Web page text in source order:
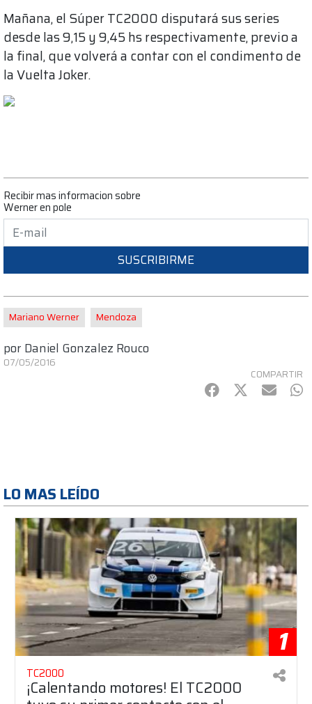
Mañana, el Súper TC2000 disputará sus series
desde las 9,15 y 9,45 hs respectivamente, previo a
la final, que volverá a contar con el condimento de
la Vuelta Joker.
Recibir mas informacion sobre
Werner en pole
SUSCRIBIRME
Mariano Werner Mendoza
por Daniel Gonzalez Rouco
07/05/2016
COMPARTIR
Facebook
Twitter
mail
LO MAS LEÍDO
1
TC2000
¡Calentando motores! El TC2000